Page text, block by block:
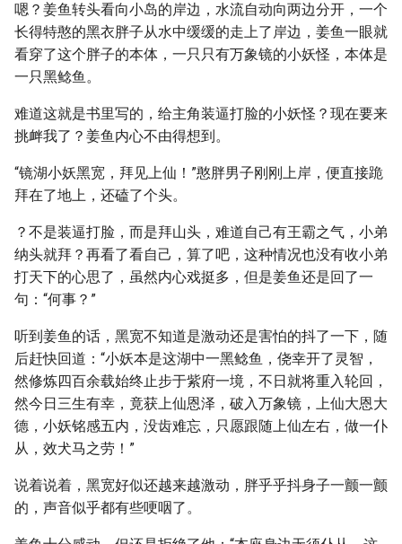
嗯？姜鱼转头看向小岛的岸边，水流自动向两边分开，一个
长得特憨的黑衣胖子从水中缓缓的走上了岸边，姜鱼一眼就
看穿了这个胖子的本体，一只只有万象镜的小妖怪，本体是
一只黑鲶鱼。
难道这就是书里写的，给主角装逼打脸的小妖怪？现在要来
挑衅我了？姜鱼内心不由得想到。
“镜湖小妖黑宽，拜见上仙！”憨胖男子刚刚上岸，便直接跪
拜在了地上，还磕了个头。
？不是装逼打脸，而是拜山头，难道自己有王霸之气，小弟
纳头就拜？再看了看自己，算了吧，这种情况也没有收小弟
打天下的心思了，虽然内心戏挺多，但是姜鱼还是回了一
句：“何事？”
听到姜鱼的话，黑宽不知道是激动还是害怕的抖了一下，随
后赶快回道：“小妖本是这湖中一黑鲶鱼，侥幸开了灵智，
然修炼四百余载始终止步于紫府一境，不日就将重入轮回，
然今日三生有幸，竟获上仙恩泽，破入万象镜，上仙大恩大
德，小妖铭感五内，没齿难忘，只愿跟随上仙左右，做一仆
从，效犬马之劳！”
说着说着，黑宽好似还越来越激动，胖乎乎抖身子一颤一颤
的，声音似乎都有些哽咽了。